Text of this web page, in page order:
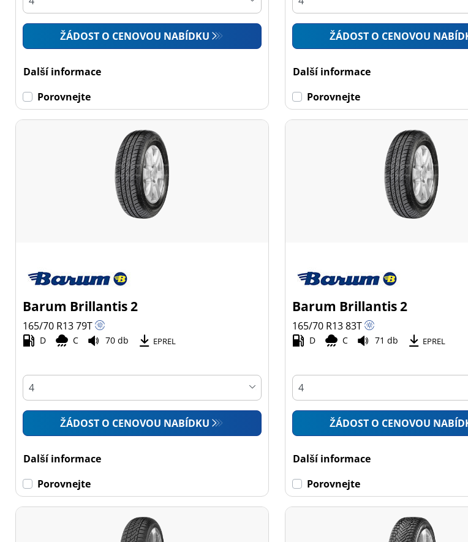
ŽÁDOST O CENOVOU NABÍDKU
Další informace
Porovnejte
ŽÁDOST O CENOVOU
Další informace
Porovnejte
Barum Brillantis 2
165/70 R1379T
D C 70 db EPREL
ŽÁDOST O CENOVOU NABÍDKU
Další informace
Porovnejte
Barum Brillantis 2
165/70 R1383T
D C 71 db EPREL
ŽÁDOST O CENOVOU
Další informace
Porovnejte